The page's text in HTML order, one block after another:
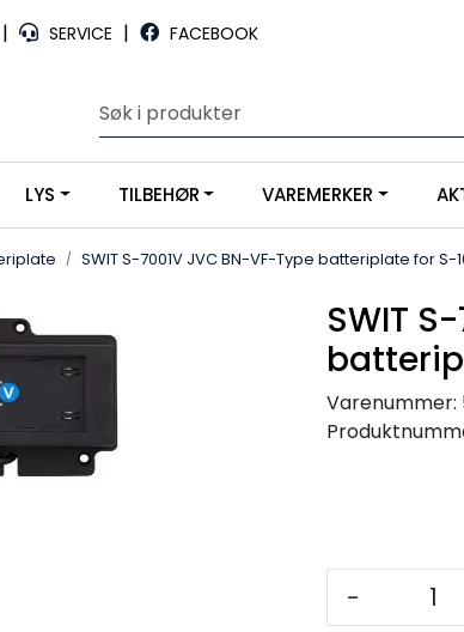
| SERVICE | FACEBOOK
LYS TILBEHØR VAREMERKER
SWIT S-7001V JVC BN-VF-Type batteriplate for S-
SWIT
Varenummer:
-